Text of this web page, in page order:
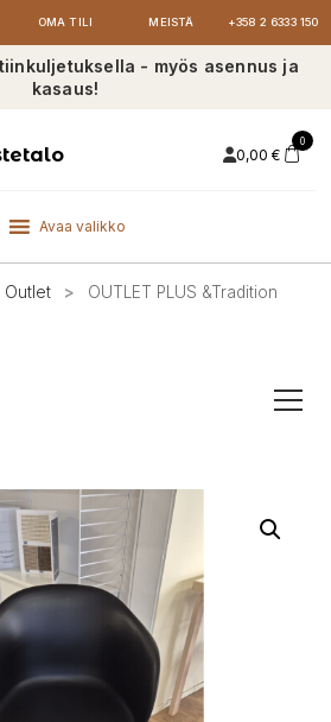
OMA TILI MEISTÄ +358 2 6333 150
- myös asennus ja
kasaus!
0,00 €
0
Avaa valikko
Outlet >
OUTLET PLUS &Tradition